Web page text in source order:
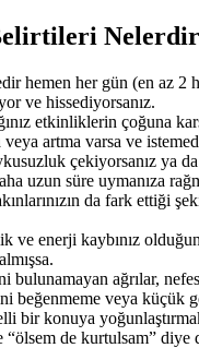
Nelerdir
hemen her gün (en az 2
ve hissediyorsanız.
etkinliklerin çoğuna
veya artma varsa ve
çekiyorsanız ya
uzun süre uymanıza
da fark ettiği
ve enerji kaybınız
bulunamayan ağrılar,
beğenmeme veya küçük
bir konuya
de kurtulsam” diye